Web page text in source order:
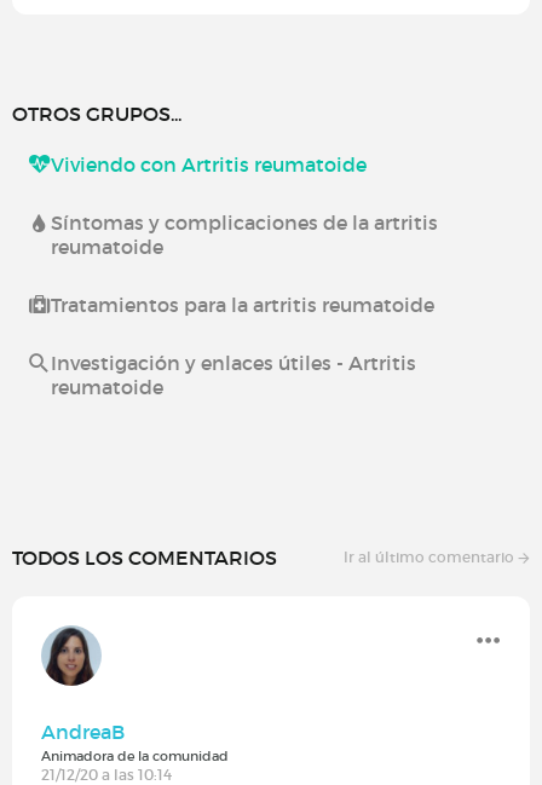
OTROS GRUPOS...
Viviendo con Artritis reumatoide
Síntomas y complicaciones de la artritis
reumatoide
Tratamientos para la artritis reumatoide
Investigación y enlaces útiles - Artritis
reumatoide
TODOS LOS COMENTARIOS Ir al último comentario
AndreaB
Animadora de la comunidad
21/12/20 a las 10:14